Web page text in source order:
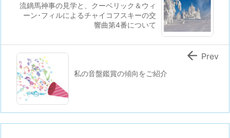
流鏑馬神事の見学と、クーベリック＆ウィ
ーン･フィルによるチャイコフスキーの交
響曲第4番について
私の音盤鑑賞の傾向をご紹介
 Prev